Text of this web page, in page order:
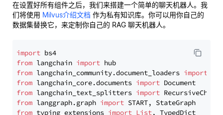
在设置好所有组件之后，我们来搭建一个简单的聊天机器人。我
们将使用 Milvus介绍文档 作为私有知识库。你可以用你自己的
数据集替换它，来定制你自己的 RAG 聊天机器人。
import
from langchain import
from langchain_community.document_loaders import
from langchain_core.documents import
from langchain_text_splitters import
from langgraph.graph import
from typing_extensions import List, TypedDict